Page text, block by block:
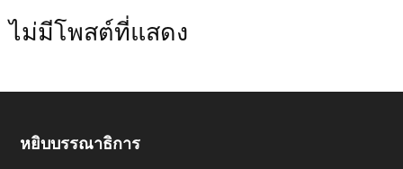
ไม่มีโพสต์ที่แสดง
หยิบบรรณาธิการ